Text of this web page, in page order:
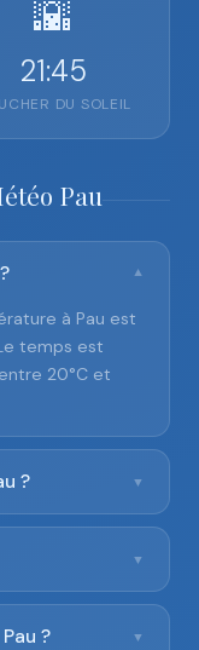
🌇
21:45
DU SOLEIL
Pau
▼
à Pau est
temps est
20°C et
? ▼
▼
? ▼